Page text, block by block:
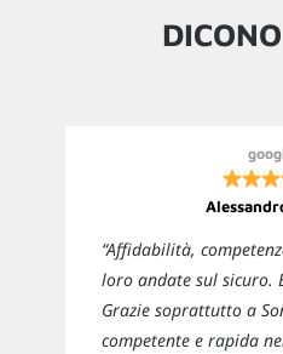
“Affidabilità,
loro andate sul sicuro.
Grazie soprattutto a
competente e rapida